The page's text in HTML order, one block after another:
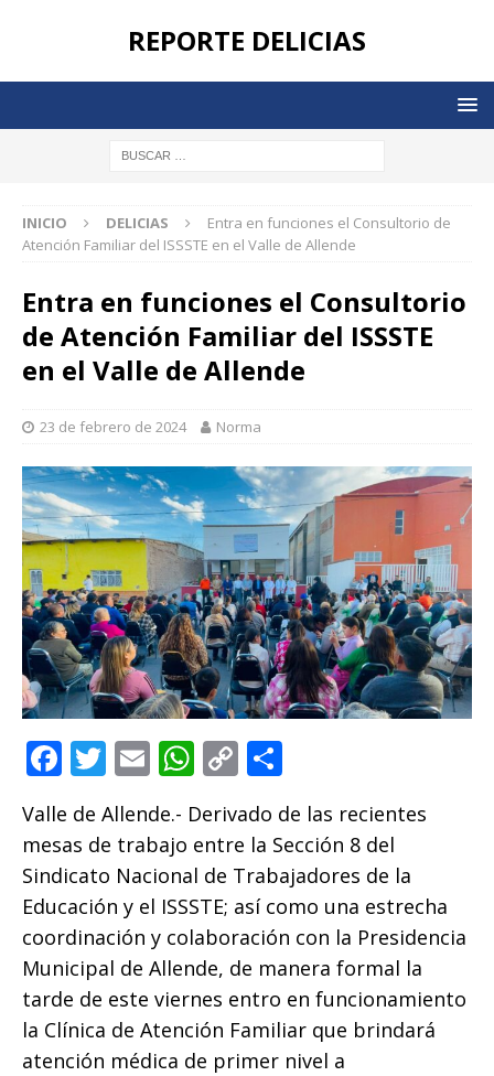
REPORTE DELICIAS
INICIO DELICIAS
Entra en funciones el Consultorio de
Atención Familiar del ISSSTE en el Valle de Allende
Entra en funciones el Consultorio
de Atención Familiar del ISSSTE
en el Valle de Allende
23 de febrero de 2024 Norma
F
c
e
b
o
o
k
T
w
it
te
r
E
m
ai
l
W
at
s
A
p
p
C
o
p
y
Li
n
k
o
m
p
ar
ti
r
Valle de Allende.- Derivado de las recientes
mesas de trabajo entre la Sección 8 del
Sindicato Nacional de Trabajadores de la
Educación y el ISSSTE; así como una estrecha
coordinación y colaboración con la Presidencia
Municipal de Allende, de manera formal la
tarde de este viernes entro en funcionamiento
la Clínica de Atención Familiar que brindará
atención médica de primer nivel a